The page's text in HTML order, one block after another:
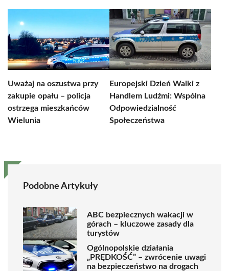
Uważaj na oszustwa przy
zakupie opału – policja
ostrzega mieszkańców
Wielunia
Europejski Dzień Walki z
Handlem Ludźmi: Wspólna
Odpowiedzialność
Społeczeństwa
Podobne Artykuły
ABC bezpiecznych wakacji w
górach – kluczowe zasady dla
turystów
Ogólnopolskie działania
„PRĘDKOŚĆ” – zwrócenie uwagi
na bezpieczeństwo na drogach